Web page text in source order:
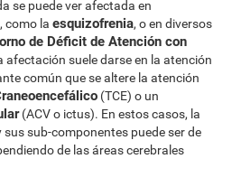
se puede ver afectada en
como laesquizofrenia, o en diversos
de Déficit de Atención con
afectación suele darse en la atención
común que se altere la atención
(TCE) o un
(ACV o ictus). En estos casos, la
sub-componentes puede ser de
de las áreas cerebrales